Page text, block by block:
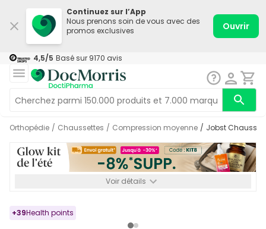
Continuez sur l’App
Nous prenons soin de vous avec des
promos exclusives
Ouvrir
4,5/5 Basé sur 9170 avis
Orthopédie / Chaussettes / Compression moyenne / Jobst
Voir détails
+39Health points